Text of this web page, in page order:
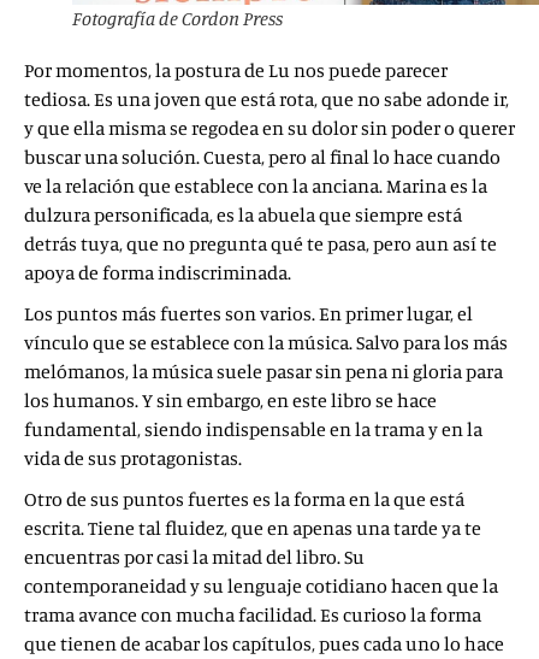
Fotografía de Cordon Press
Por momentos, la postura de Lu nos puede parecer
tediosa. Es una joven que está rota, que no sabe adonde ir,
y que ella misma se regodea en su dolor sin poder o querer
buscar una solución. Cuesta, pero al final lo hace cuando
ve la relación que establece con la anciana. Marina es la
dulzura personificada, es la abuela que siempre está
detrás tuya, que no pregunta qué te pasa, pero aun así te
apoya de forma indiscriminada.
Los puntos más fuertes son varios. En primer lugar, el
vínculo que se establece con la música. Salvo para los más
melómanos, la música suele pasar sin pena ni gloria para
los humanos. Y sin embargo, en este libro se hace
fundamental, siendo indispensable en la trama y en la
vida de sus protagonistas.
Otro de sus puntos fuertes es la forma en la que está
escrita. Tiene tal fluidez, que en apenas una tarde ya te
encuentras por casi la mitad del libro. Su
contemporaneidad y su lenguaje cotidiano hacen que la
trama avance con mucha facilidad. Es curioso la forma
que tienen de acabar los capítulos, pues cada uno lo hace